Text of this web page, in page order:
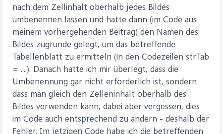
nach dem Zellinhalt oberhalb jedes Bildes
umbenennen lassen und hatte dann (im Code aus
meinem vorhergehenden Beitrag) den Namen des
Bildes zugrunde gelegt, um das betreffende
Tabellenblatt zu ermitteln (in den Codezeilen strTab
= ....). Danach hatte ich mir überlegt, dass die
Umbenennung gar nicht erforderlich ist, sondern
dass man gleich den Zelleninhalt oberhalb des
Bildes verwenden kann, dabei aber vergessen, dies
im Code auch entsprechend zu ändern - deshalb der
Fehler. Im jetzigen Code habe ich die betreffenden